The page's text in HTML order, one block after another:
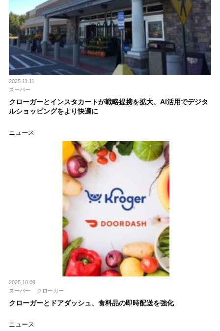
2025.11.11
スーパー
クローガーとインスタカートが戦略提携を拡大、AI活用でデジタ
ルショッピングをより快適に
ニュース
2025.10.09
スーパー
クローガー
クローガーとドアダッシュ、食料品の即時配送を強化
ニュース